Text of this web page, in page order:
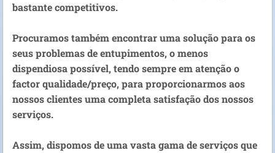
bastante competitivos.
Procuramos também encontrar uma solução para os
seus problemas de entupimentos, o menos
dispendiosa possível, tendo sempre em atenção o
factor qualidade/preço, para proporcionarmos aos
nossos clientes uma completa satisfação dos nossos
serviços.
Assim, dispomos de uma vasta gama de serviços que